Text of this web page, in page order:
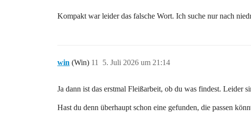
Kompakt war leider das falsche Wort. Ich suche nur nach
win (Win) 5. Juli 2026 um 21:14
11
Ja dann ist das erstmal Fleißarbeit, ob du was findest. Leider
Hast du denn überhaupt schon eine gefunden, die passen